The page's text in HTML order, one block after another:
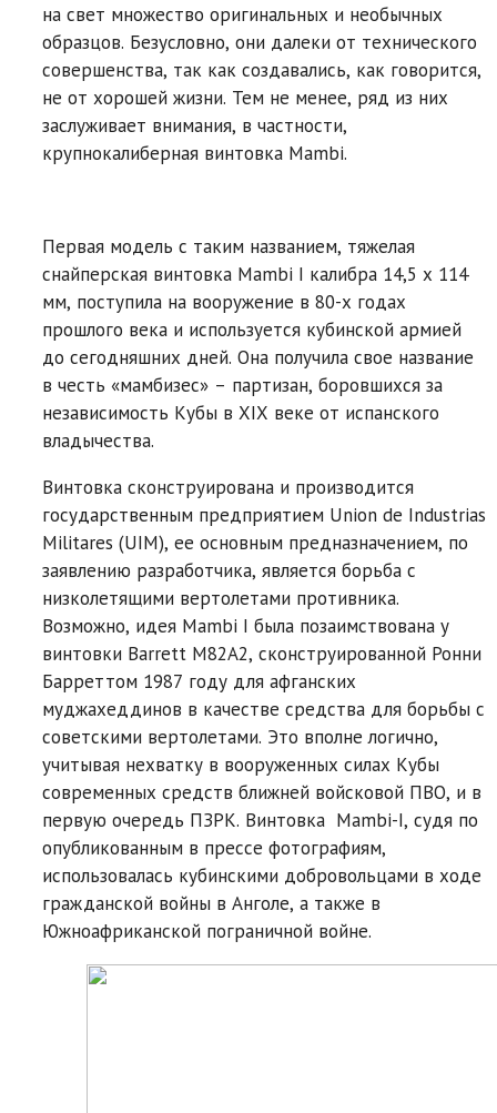
на свет множество оригинальных и необычных
образцов. Безусловно, они далеки от технического
совершенства, так как создавались, как говорится,
не от хорошей жизни. Тем не менее, ряд из них
заслуживает внимания, в частности,
крупнокалиберная винтовка Mambi.
Первая модель с таким названием, тяжелая
снайперская винтовка Mambi I калибра 14,5 x 114
мм, поступила на вооружение в 80-х годах
прошлого века и используется кубинской армией
до сегодняшних дней. Она получила свое название
в честь «мамбизес» – партизан, боровшихся за
независимость Кубы в XIX веке от испанского
владычества.
Винтовка сконструирована и производится
государственным предприятием Union de Industrias
Militares (UIM), ее основным предназначением, по
заявлению разработчика, является борьба с
низколетящими вертолетами противника.
Возможно, идея Mambi I была позаимствована у
винтовки Barrett M82A2, сконструированной Ронни
Барреттом 1987 году для aфганских
муджахеддинов в качестве средства для борьбы с
советскими вертолетами. Это вполне логично,
учитывая нехватку в вооруженных силах Кубы
современных средств ближней войсковой ПВО, и в
первую очередь ПЗРК. Винтовка Mambi-I, судя по
опубликованным в прессе фотографиям,
использовалась кубинскими добровольцами в ходе
гражданской войны в Анголе, а также в
Южноафриканской пограничной войне.